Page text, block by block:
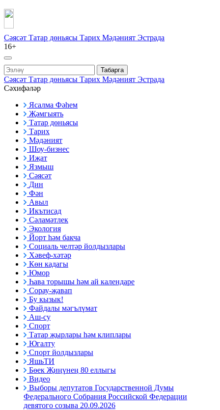
Сәясәт Татар дөньясы Тарих Мәдәният Эстрада
16+
Табарга
Сәясәт Татар дөньясы Тарих Мәдәният Эстрада
Сәхифәләр
Ясалма Фәһем
Җәмгыять
Татар дөньясы
Тарих
Мәдәният
Шоу-бизнес
Иҗат
Язмыш
Сәясәт
Дин
Фән
Авыл
Икътисад
Сәламәтлек
Экология
Йорт һәм бакча
Социаль челтәр йолдызлары
Хәвеф-хәтәр
Көн кадагы
Юмор
Һава торышы һәм ай календаре
Сорау-җавап
Бу кызык!
Файдалы мәгълүмат
Аш-су
Спорт
Татар җырлары һәм клиплары
Югалту
Спорт йолдызлары
ЯшьТИ
Бөек Җиңүнең 80 еллыгы
Видео
Выборы депутатов Государственной Думы
Федерального Собрания Российской Федерации
девятого созыва 20.09.2026